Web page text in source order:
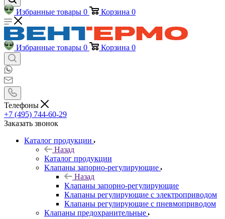
Избранные товары 0 Корзина 0
Избранные товары 0 Корзина 0
Телефоны
+7 (495) 744-60-29
Заказать звонок
Каталог продукции
Назад
Каталог продукции
Клапаны запорно-регулирующие
Назад
Клапаны запорно-регулирующие
Клапаны регулирующие с электроприводом
Клапаны регулирующие с пневмоприводом
Клапаны предохранительные